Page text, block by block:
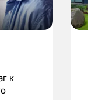
к